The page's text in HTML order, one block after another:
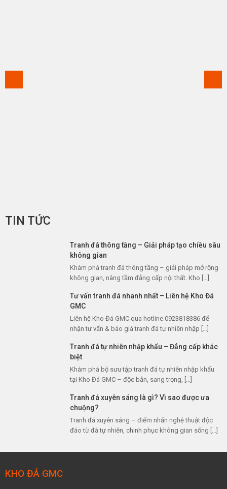
TIN TỨC
Tranh đá thông tầng – Giải pháp tạo chiều sâu
không gian
Khám phá tranh đá thông tầng – giải pháp mở rộng
không gian, nâng tầm đẳng cấp nội thất. Kho […]
Tư vấn tranh đá nhanh nhất – Liên hệ Kho Đá
GMC
Liên hệ Kho Đá GMC qua hotline 0923818386 để
nhận tư vấn & báo giá tranh đá tự nhiên nhập […]
Tranh đá tự nhiên nhập khẩu – Đẳng cấp khác
biệt
Khám phá bộ sưu tập tranh đá tự nhiên nhập khẩu
tại Kho Đá GMC – độc bản, sang trọng, […]
Tranh đá xuyên sáng là gì? Vì sao được ưa
chuộng?
Tranh đá xuyên sáng – điểm nhấn nghệ thuật độc
đáo từ đá tự nhiên, chinh phục không gian sống […]
KHO ĐÁ GMC